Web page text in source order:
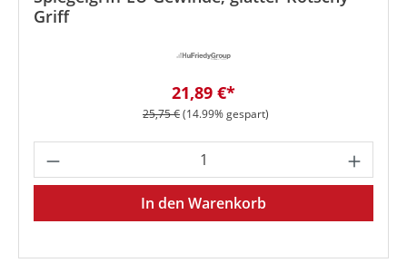
Griff
Verkaufspreis:
21,89 €*
Regulärer Preis:
25,75 €(14.99% gespart)
Produkt Anzahl: Gib den
In den Warenkorb